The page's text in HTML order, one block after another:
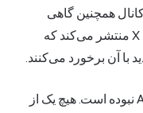
همچنین گاهی
اوقات پست‌های حمایت‌شده‌ای در مورد X منتشر می‌کند که
با آن برخورد می‌کنند.
او موضوع تحقیقات Coffeezilla یا Atozy نبوده است. هیچ یک از